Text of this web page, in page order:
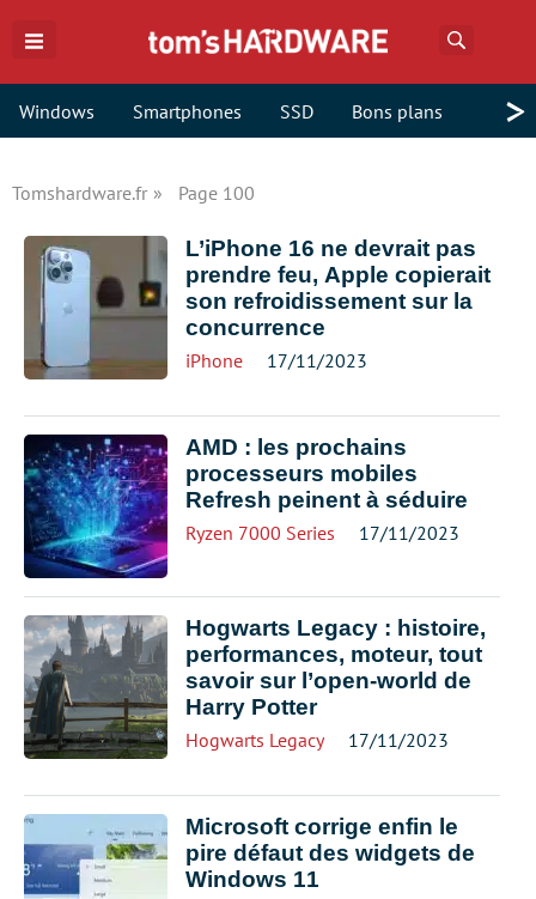
Windows Smartphones SSD Bons plans >
Tomshardware.fr Page 100
L’iPhone 16 ne devrait pas
prendre feu, Apple copierait
son refroidissement sur la
concurrence
iPhone 17/11/2023
AMD : les prochains
processeurs mobiles
Refresh peinent à séduire
Ryzen 7000 Series 17/11/2023
Hogwarts Legacy : histoire,
performances, moteur, tout
savoir sur l’open-world de
Harry Potter
Hogwarts Legacy 17/11/2023
Microsoft corrige enfin le
pire défaut des widgets de
Windows 11